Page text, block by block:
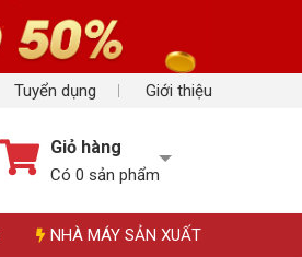
Tuyển dụng Giới thiệu
Giỏ hàng
Có 0 sản phẩm
NHÀ MÁY SẢN XUẤT